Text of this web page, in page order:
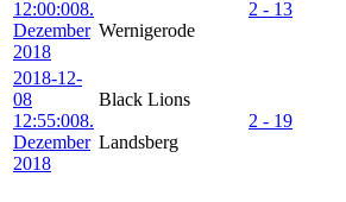
12:00:008.
Dezember
2018
Wernigerode
2 - 13
2018-12-
08
12:55:008.
Dezember
2018
Black Lions
Landsberg
2 - 19